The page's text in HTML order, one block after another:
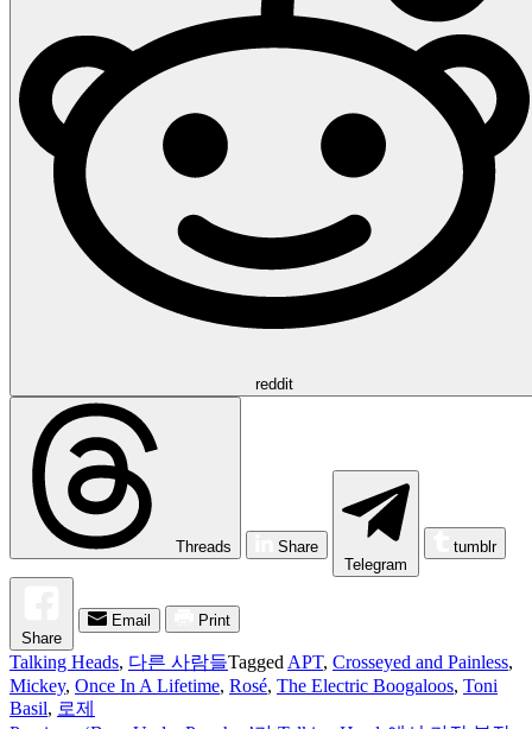
reddit
Threads
Share
Telegram
tumblr
Share
Email Print
Talking Heads, 다른 사람들Tagged APT, Crosseyed and Painless,
Mickey, Once In A Lifetime, Rosé, The Electric Boogaloos, Toni
Basil, 로제